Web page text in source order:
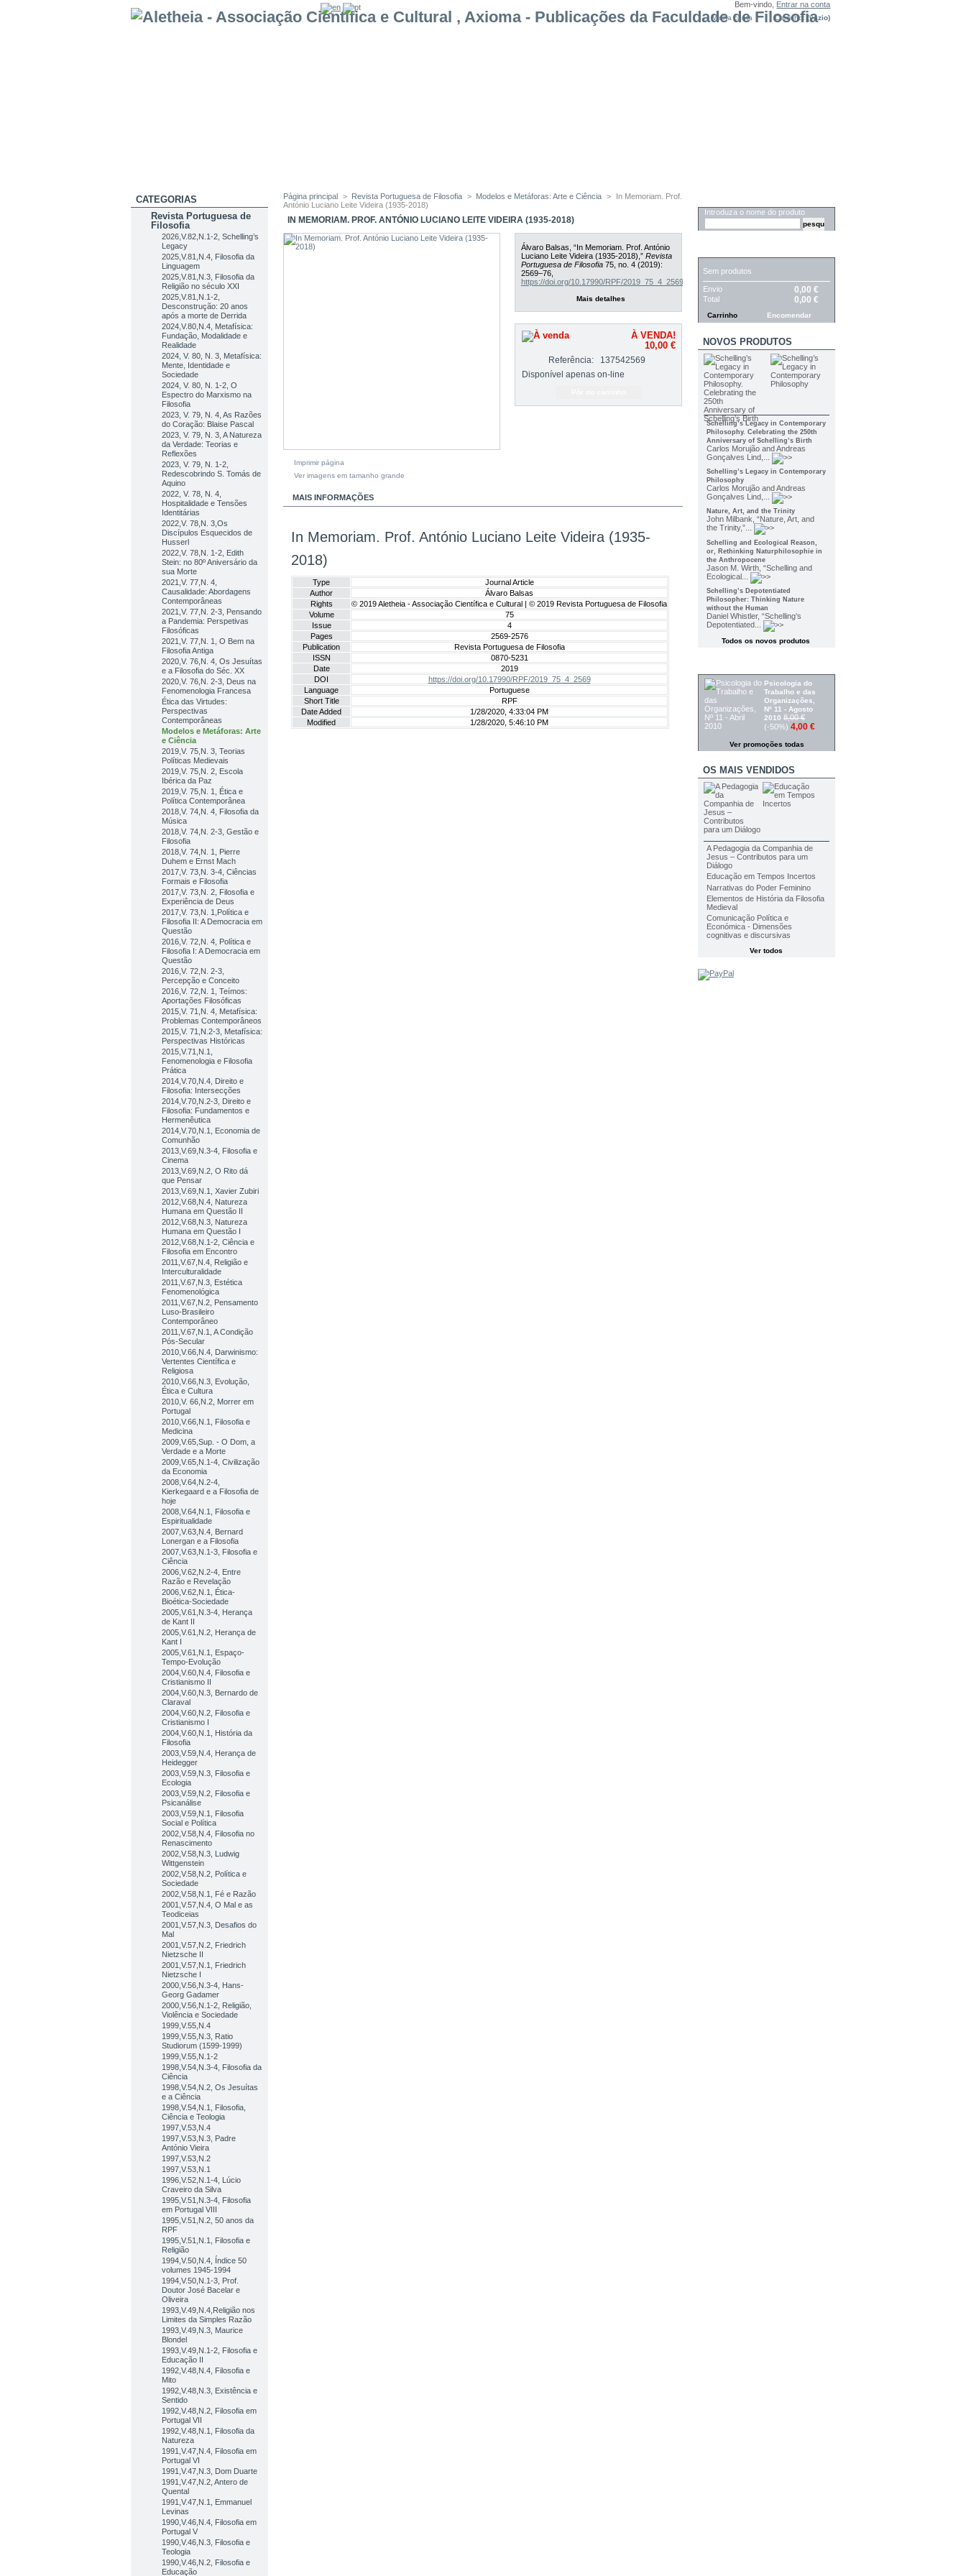
Bem-vindo, Entrar na conta
Carrinho: (vazio)
Minha conta
CATEGORIAS
Revista Portuguesa de
Filosofia
2026,V.82,N.1-2, Schelling’s
Legacy
2025,V.81,N.4, Filosofia da
Linguagem
2025,V.81,N.3, Filosofia da
Religião no século XXI
2025,V.81,N.1-2,
Desconstrução: 20 anos
após a morte de Derrida
2024,V.80,N.4, Metafísica:
Fundação, Modalidade e
Realidade
2024, V. 80, N. 3, Metafísica:
Mente, Identidade e
Sociedade
2024, V. 80, N. 1-2, O
Espectro do Marxismo na
Filosofia
2023, V. 79, N. 4, As Razões
do Coração: Blaise Pascal
2023, V. 79, N. 3, A Natureza
da Verdade: Teorias e
Reflexões
2023, V. 79, N. 1-2,
Redescobrindo S. Tomás de
Aquino
2022, V. 78, N. 4,
Hospitalidade e Tensões
Identitárias
2022,V. 78,N. 3,Os
Discípulos Esquecidos de
Husserl
2022,V. 78,N. 1-2, Edith
Stein: no 80º Aniversário da
sua Morte
2021,V. 77,N. 4,
Causalidade: Abordagens
Contemporâneas
2021,V. 77,N. 2-3, Pensando
a Pandemia: Perspetivas
Filosóficas
2021,V. 77,N. 1, O Bem na
Filosofia Antiga
2020,V. 76,N. 4, Os Jesuítas
e a Filosofia do Séc. XX
2020,V. 76,N. 2-3, Deus na
Fenomenologia Francesa
Ética das Virtudes:
Perspectivas
Contemporâneas
Modelos e Metáforas: Arte
e Ciência
2019,V. 75,N. 3, Teorias
Políticas Medievais
2019,V. 75,N. 2, Escola
Ibérica da Paz
2019,V. 75,N. 1, Ética e
Política Contemporânea
2018,V. 74,N. 4, Filosofia da
Música
2018,V. 74,N. 2-3, Gestão e
Filosofia
2018,V. 74,N. 1, Pierre
Duhem e Ernst Mach
2017,V. 73,N. 3-4, Ciências
Formais e Filosofia
2017,V. 73,N. 2, Filosofia e
Experiência de Deus
2017,V. 73,N. 1,Política e
Filosofia II: A Democracia em
Questão
2016,V. 72,N. 4, Política e
Filosofia I: A Democracia em
Questão
2016,V. 72,N. 2-3,
Percepção e Conceito
2016,V. 72,N. 1, Teímos:
Aportações Filosóficas
2015,V. 71,N. 4, Metafísica:
Problemas Contemporâneos
2015,V. 71,N.2-3, Metafísica:
Perspectivas Históricas
2015,V.71,N.1,
Fenomenologia e Filosofia
Prática
2014,V.70,N.4, Direito e
Filosofia: Intersecções
2014,V.70,N.2-3, Direito e
Filosofia: Fundamentos e
Hermenêutica
2014,V.70,N.1, Economia de
Comunhão
2013,V.69,N.3-4, Filosofia e
Cinema
2013,V.69,N.2, O Rito dá
que Pensar
2013,V.69,N.1, Xavier Zubiri
2012,V.68,N.4, Natureza
Humana em Questão II
2012,V.68,N.3, Natureza
Humana em Questão I
2012,V.68,N.1-2, Ciência e
Filosofia em Encontro
2011,V.67,N.4, Religião e
Interculturalidade
2011,V.67,N.3, Estética
Fenomenológica
2011,V.67,N.2, Pensamento
Luso-Brasileiro
Contemporâneo
2011,V.67,N.1, A Condição
Pós-Secular
2010,V.66,N.4, Darwinismo:
Vertentes Científica e
Religiosa
2010,V.66,N.3, Evolução,
Ética e Cultura
2010,V. 66,N.2, Morrer em
Portugal
2010,V.66,N.1, Filosofia e
Medicina
2009,V.65,Sup. - O Dom, a
Verdade e a Morte
2009,V.65,N.1-4, Civilização
da Economia
2008,V.64,N.2-4,
Kierkegaard e a Filosofia de
hoje
2008,V.64,N.1, Filosofia e
Espiritualidade
2007,V.63,N.4, Bernard
Lonergan e a Filosofia
2007,V.63,N.1-3, Filosofia e
Ciência
2006,V.62,N.2-4, Entre
Razão e Revelação
2006,V.62,N.1, Ética-
Bioética-Sociedade
2005,V.61,N.3-4, Herança
de Kant II
2005,V.61,N.2, Herança de
Kant I
2005,V.61,N.1, Espaço-
Tempo-Evolução
2004,V.60,N.4, Filosofia e
Cristianismo II
2004,V.60,N.3, Bernardo de
Claraval
2004,V.60,N.2, Filosofia e
Cristianismo I
2004,V.60,N.1, História da
Filosofia
2003,V.59,N.4, Herança de
Heidegger
2003,V.59,N.3, Filosofia e
Ecologia
2003,V.59,N.2, Filosofia e
Psicanálise
2003,V.59,N.1, Filosofia
Social e Política
2002,V.58,N.4, Filosofia no
Renascimento
2002,V.58,N.3, Ludwig
Wittgenstein
2002,V.58,N.2, Política e
Sociedade
2002,V.58,N.1, Fé e Razão
2001,V.57,N.4, O Mal e as
Teodiceias
2001,V.57,N.3, Desafios do
Mal
2001,V.57,N.2, Friedrich
Nietzsche II
2001,V.57,N.1, Friedrich
Nietzsche I
2000,V.56,N.3-4, Hans-
Georg Gadamer
2000,V.56,N.1-2, Religião,
Violência e Sociedade
1999,V.55,N.4
1999,V.55,N.3, Ratio
Studiorum (1599-1999)
1999,V.55,N.1-2
1998,V.54,N.3-4, Filosofia da
Ciência
1998,V.54,N.2, Os Jesuítas
e a Ciência
1998,V.54,N.1, Filosofia,
Ciência e Teologia
1997,V.53,N.4
1997,V.53,N.3, Padre
António Vieira
1997,V.53,N.2
1997,V.53,N.1
1996,V.52,N.1-4, Lúcio
Craveiro da Silva
1995,V.51,N.3-4, Filosofia
em Portugal VIII
1995,V.51,N.2, 50 anos da
RPF
1995,V.51,N.1, Filosofia e
Religião
1994,V.50,N.4, Índice 50
volumes 1945-1994
1994,V.50,N.1-3, Prof.
Doutor José Bacelar e
Oliveira
1993,V.49,N.4,Religião nos
Limites da Simples Razão
1993,V.49,N.3, Maurice
Blondel
1993,V.49,N.1-2, Filosofia e
Educação II
1992,V.48,N.4, Filosofia e
Mito
1992,V.48,N.3, Existência e
Sentido
1992,V.48,N.2, Filosofia em
Portugal VII
1992,V.48,N.1, Filosofia da
Natureza
1991,V.47,N.4, Filosofia em
Portugal VI
1991,V.47,N.3, Dom Duarte
1991,V.47,N.2, Antero de
Quental
1991,V.47,N.1, Emmanuel
Levinas
1990,V.46,N.4, Filosofia em
Portugal V
1990,V.46,N.3, Filosofia e
Teologia
1990,V.46,N.2, Filosofia e
Educação
Página principal > Revista Portuguesa de Filosofia > Modelos e Metáforas: Arte e Ciência >
In Memoriam. Prof.
António Luciano Leite Videira (1935-2018)
IN MEMORIAM. PROF. ANTÓNIO LUCIANO LEITE VIDEIRA (1935-2018)
Imprimir página
Ver imagens em tamanho grande
Álvaro Balsas, “In Memoriam. Prof. António
Luciano Leite Videira (1935-2018),” Revista
Portuguesa de Filosofia75, no. 4 (2019):
2569–76,
https://doi.org/10.17990/RPF/2019_75_4_2569
Mais detalhes
À VENDA!
10,00 €
Referência:
137542569
Disponível apenas on-line
MAIS INFORMAÇÕES
In Memoriam. Prof. António Luciano Leite Videira (1935-
2018)
Type
Journal Article
Author
Álvaro Balsas
Rights
© 2019 Aletheia - Associação Científica e Cultural | © 2019 Revista Portuguesa de Filosofia
Volume
75
Issue
4
Pages
2569-2576
Publication
Revista Portuguesa de Filosofia
ISSN
0870-5231
Date
2019
DOI
https://doi.org/10.17990/RPF/2019_75_4_2569
Language
Portuguese
Short Title
RPF
Date Added
1/28/2020, 4:33:04 PM
Modified
1/28/2020, 5:46:10 PM
Introduza o nome do produto
Sem produtos
Envio 0,00 €
Total 0,00 €
Carrinho Encomendar
NOVOS PRODUTOS
Schelling’s Legacy in Contemporary
Philosophy. Celebrating the 250th
Anniversary of Schelling’s Birth
Carlos Morujão and Andreas
Gonçalves Lind,...
Schelling’s Legacy in Contemporary
Philosophy
Carlos Morujão and Andreas
Gonçalves Lind,...
Nature, Art, and the Trinity
John Milbank, “Nature, Art, and
the Trinity,”...
Schelling and Ecological Reason,
or, Rethinking Naturphilosophie in
the Anthropocene
Jason M. Wirth, “Schelling and
Ecological...
Schelling’s Depotentiated
Philosopher: Thinking Nature
without the Human
Daniel Whistler, “Schelling’s
Depotentiated...
Todos os novos produtos
Psicologia do
Trabalho e das
Organizações,
Nº 11 - Agosto
2010 8,00 €
(-50%) 4,00 €
Ver promoções todas
OS MAIS VENDIDOS
A Pedagogia da Companhia de
Jesus – Contributos para um
Diálogo
Educação em Tempos Incertos
Narrativas do Poder Feminino
Elementos de História da Filosofia
Medieval
Comunicação Política e
Económica - Dimensões
cognitivas e discursivas
Ver todos